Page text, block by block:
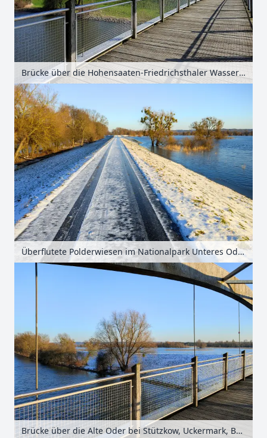
Brücke über die Hohensaaten-Friedrichsthaler Wasserstraße bei Stützkow, Uckermark, Brandenburg, Deutschland
Überflutete Polderwiesen im Nationalpark Unteres Odertal, Uckermark, Brandenburg, Deutschland
Brücke über die Alte Oder bei Stützkow, Uckermark, Brandenburg, Deutschland